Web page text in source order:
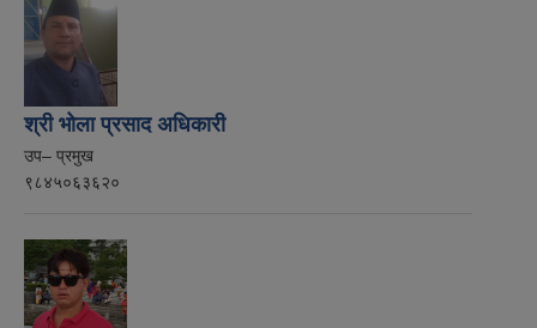
श्री भोला प्रसाद अधिकारी
उप– प्रमुख
९८४५०६३६२०